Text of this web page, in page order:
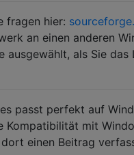
fragen hier:
an einen anderen
ausgewählt, als Sie
passt perfekt auf
Kompatibilität mit
dort einen Beitrag